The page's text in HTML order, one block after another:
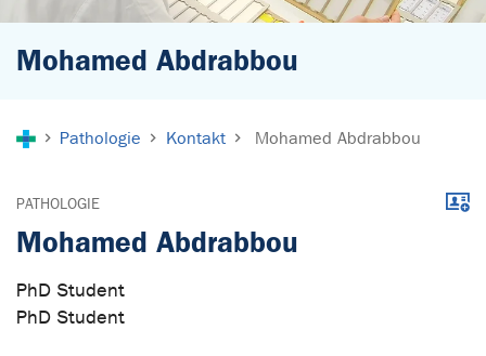
Mohamed Abdrabbou
Pathologie Kontakt Mohamed Abdrabbou
PATHOLOGIE
Mohamed Abdrabbou
PhD Student
PhD Student